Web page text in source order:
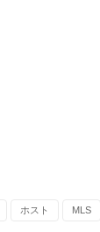
ホスト MLS